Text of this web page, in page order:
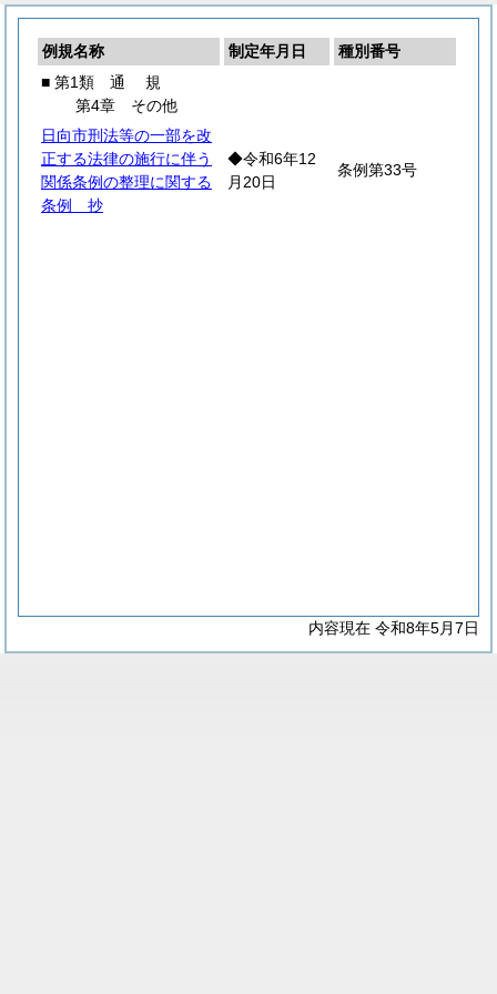
例規名称 制定年月日
種別番号
■ 第1類 通 規
第4章 その他
日向市刑法等の一部を改
正する法律の施行に伴う
関係条例の整理に関する
条例 抄
◆令和6年12
月20日
条例第33号
内容現在 令和8年5月7日